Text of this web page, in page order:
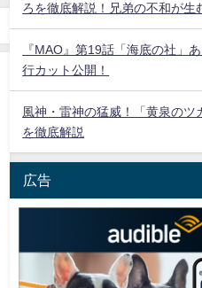
ろを徹底解説！兄弟の不和が生
『MAO』第19話「海底の社」
行カット公開！
風神・雷神の猛威！「黄泉のツ
を徹底解説
広告